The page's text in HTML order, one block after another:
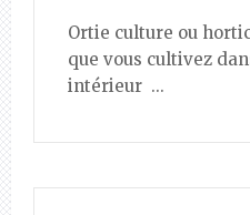
Ortie culture ou
que vous cultivez
intérieur ...